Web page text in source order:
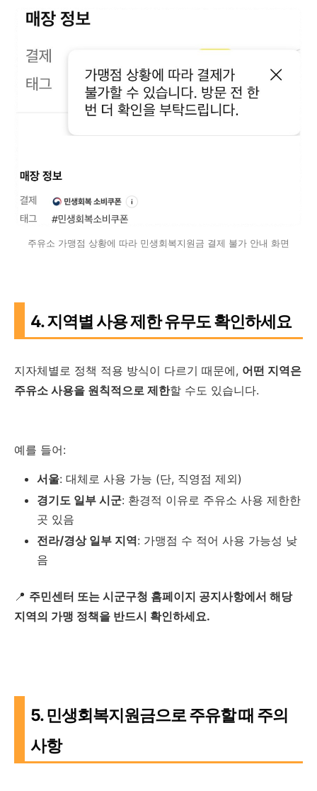
주유소 가맹점 상황에 따라 민생회복지원금 결제 불가 안내 화면
4. 지역별 사용 제한 유무도 확인하세요
지자체별로 정책 적용 방식이 다르기 때문에, 어떤 지역은
주유소 사용을 원칙적으로 제한할 수도 있습니다.
예를 들어:
서울: 대체로 사용 가능 (단, 직영점 제외)
경기도 일부 시군: 환경적 이유로 주유소 사용 제한한
곳 있음
전라/경상 일부 지역: 가맹점 수 적어 사용 가능성 낮
음
📍 주민센터 또는 시군구청 홈페이지 공지사항에서 해당
지역의 가맹 정책을 반드시 확인하세요.
5. 민생회복지원금으로 주유할 때 주의
사항